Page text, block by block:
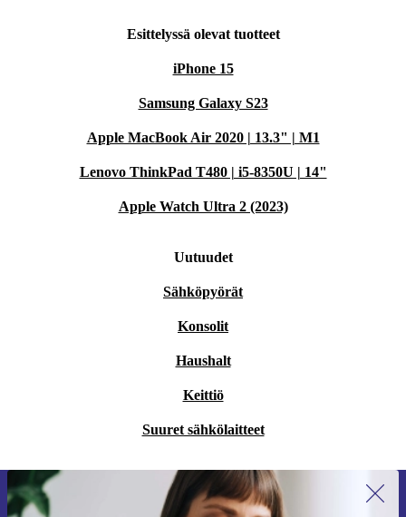
Esittelyssä olevat tuotteet
iPhone 15
Samsung Galaxy S23
Apple MacBook Air 2020 | 13.3" | M1
Lenovo ThinkPad T480 | i5-8350U | 14"
Apple Watch Ultra 2 (2023)
Uutuudet
Sähköpyörät
Konsolit
Haushalt
Keittiö
Suuret sähkölaitteet
Liity ensimmäistä kertaa uutiskirjeen